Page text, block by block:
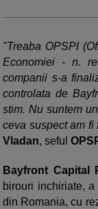
"Treaba OPSPI
Economiei - n.
companii s-a
controlata de
stim. Nu suntem
ceva suspect am fi
Vladan, seful
Bayfront Capital
birouri inchiriate,
din Romania, cu